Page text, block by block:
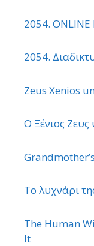
2054. ONLINE
2054.
Zeus Xenios
Ο Ξένιος
Το λυχνάρι
The Human
It